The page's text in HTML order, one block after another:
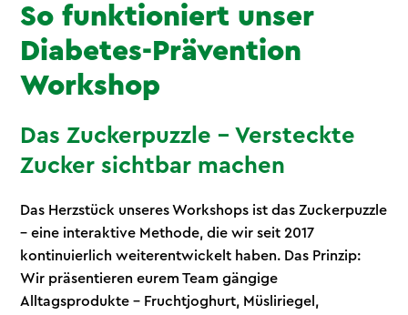
So funktioniert unser
Diabetes-Prävention
Workshop
Das Zuckerpuzzle – Versteckte
Zucker sichtbar machen
Das Herzstück unseres Workshops ist das Zuckerpuzzle
– eine interaktive Methode, die wir seit 2017
kontinuierlich weiterentwickelt haben. Das Prinzip:
Wir präsentieren eurem Team gängige
Alltagsprodukte – Fruchtjoghurt, Müsliriegel,